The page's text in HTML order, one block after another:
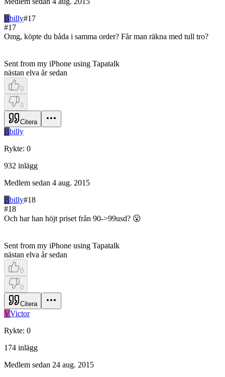
Bbilly#17
#17
Omg, köpte du båda i samma order? Får man räkna med tull tro?
Sent from my iPhone using Tapatalk
nästan elva år sedan
0
0
Citera
Bbilly
Rykte: 0
932 inlägg
Medlem sedan 4 aug. 2015
Bbilly#18
#18
Och har han höjt priset från 90->99usd? 😮
Sent from my iPhone using Tapatalk
nästan elva år sedan
0
0
Citera
VVictor
Rykte: 0
174 inlägg
Medlem sedan 24 aug. 2015